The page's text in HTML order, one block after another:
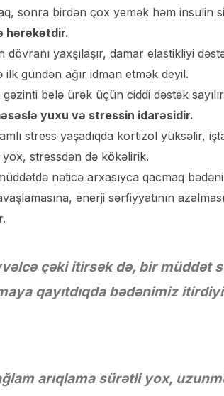
sonra birdən çox yemək həm insulin
hərəkətdir.
dövranı yaxşılaşır, damar elastikliyi
ilk gündən ağır idman etmək deyil.
belə ürək üçün ciddi dəstək
yuxu və stressin idarəsidir.
stress yaşadıqda kortizol yüksəlir,
stressdən də kökəlirik.
nəticə arxasıyca qacmaq
enerji sərfiyyatının
çəki itirsək də, bir müddət
qayıtdıqda bədənimiz
arıqlama sürətli yox,